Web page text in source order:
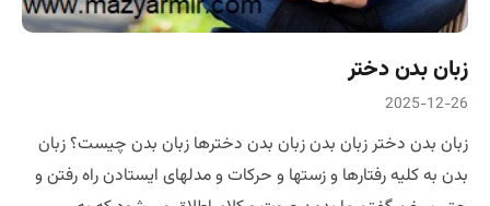
زبان بدن دختر
2025-12-26
زبان بدن دختر زبان بدن زبان بدن دخترها زبان بدن چیست؟ زبان
بدن به کلیه رفتارها و زستها و حرکات و مدلهای ایستادن راه رفتن و